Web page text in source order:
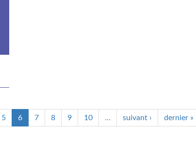
5 6 7 8 9 10 … suivant › dernier »